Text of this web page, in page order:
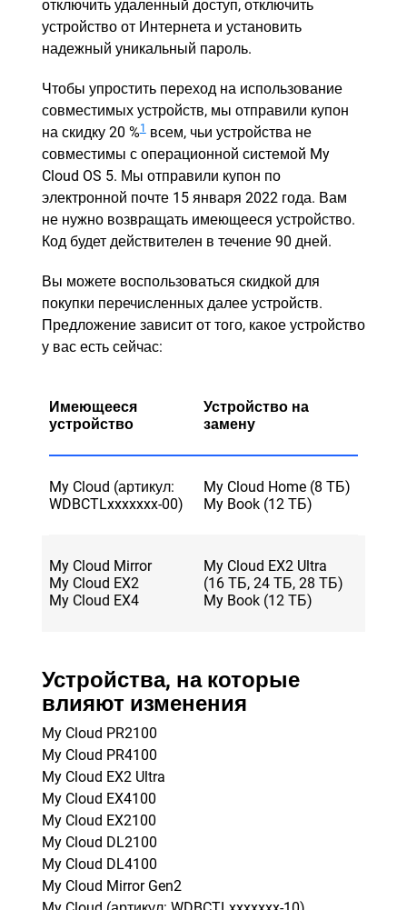
отключить удаленный доступ, отключить
устройство от Интернета и установить
надежный уникальный пароль.
Чтобы упростить переход на использование
совместимых устройств, мы отправили купон
на скидку 20 %1 всем, чьи устройства не
совместимы с операционной системой My
Cloud OS 5. Мы отправили купон по
электронной почте 15 января 2022 года. Вам
не нужно возвращать имеющееся устройство.
Код будет действителен в течение 90 дней.
Вы можете воспользоваться скидкой для
покупки перечисленных далее устройств.
Предложение зависит от того, какое устройство
у вас есть сейчас:
Имеющееся
устройство
Устройство на
замену
My Cloud (артикул:
WDBCTLxxxxxxx-00)
My Cloud Home (8 ТБ)
My Book (12 ТБ)
My Cloud Mirror
My Cloud EX2
My Cloud EX4
My Cloud EX2 Ultra
(16 ТБ, 24 ТБ, 28 ТБ)
My Book (12 ТБ)
Устройства, на которые
влияют изменения
My Cloud PR2100
My Cloud PR4100
My Cloud EX2 Ultra
My Cloud EX4100
My Cloud EX2100
My Cloud DL2100
My Cloud DL4100
My Cloud Mirror Gen2